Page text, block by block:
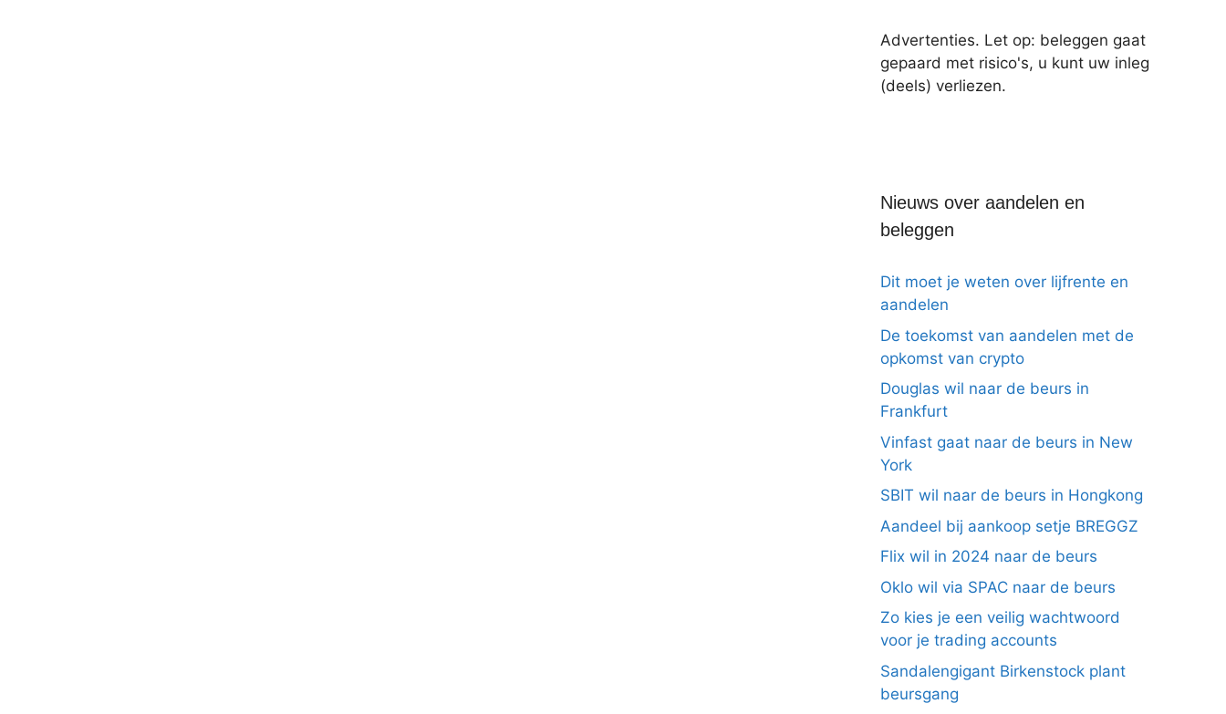
Advertenties. Let op: beleggen gaat
gepaard met risico's, u kunt uw inleg
(deels) verliezen.
Nieuws over aandelen en
beleggen
Dit moet je weten over lijfrente en
aandelen
De toekomst van aandelen met de
opkomst van crypto
Douglas wil naar de beurs in
Frankfurt
Vinfast gaat naar de beurs in New
York
SBIT wil naar de beurs in Hongkong
Aandeel bij aankoop setje BREGGZ
Flix wil in 2024 naar de beurs
Oklo wil via SPAC naar de beurs
Zo kies je een veilig wachtwoord
voor je trading accounts
Sandalengigant Birkenstock plant
beursgang